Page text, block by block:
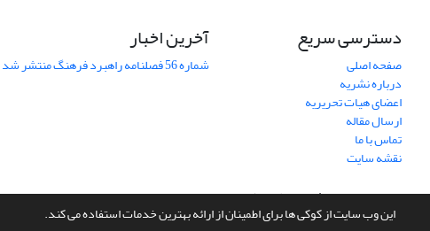
این وب سایت از کوکی ها برای اطمینان از ارائه بهترین خدمات استفاده می کند.
دسترسی سریع
صفحه اصلی
درباره نشریه
اعضای هیات تحریریه
ارسال مقاله
تماس با ما
نقشه سایت
آخرین اخبار
شماره 56 فصلنامه راهبرد فرهنگ منتشر شد
سامانه مدیریت نشریات علمی.طراحی و پیاده سازی ازسیناوب